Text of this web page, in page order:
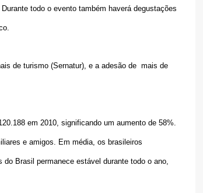
todo o evento também haverá degustações
de turismo (Sernatur), e a adesão de mais de
em 2010, significando um aumento de 58%.
e amigos. Em média, os brasileiros
Brasil permanece estável durante todo o ano,